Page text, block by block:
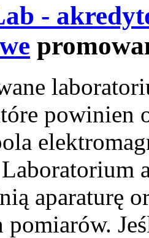
-
powinien
aparaturę
pomiarów.